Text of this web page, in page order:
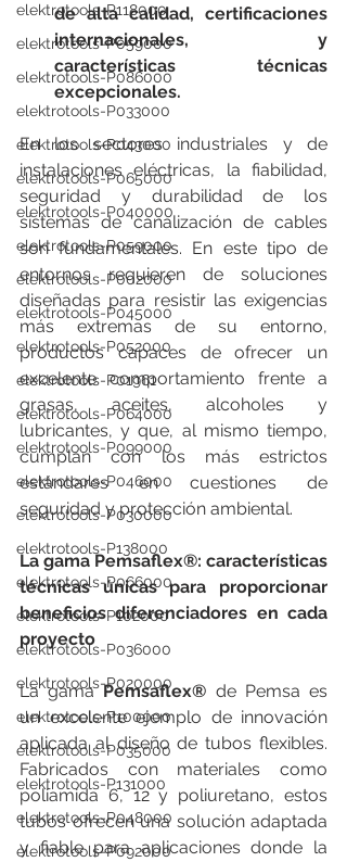
elektrotools-P118000
elektrotools-P059000
elektrotools-P086000
elektrotools-P033000
elektrotools-P043000
elektrotools-P065000
elektrotools-P040000
elektrotools-P059000
elektrotools-P002000
elektrotools-P045000
elektrotools-P052000
elektrotools-P01961
elektrotools-P064000
elektrotools-P099000
elektrotools-P046000
elektrotools-P030000
elektrotools-P138000
elektrotools-P066000
elektrotools-P102000
elektrotools-P036000
elektrotools-P020000
elektrotools-P100000
elektrotools-P035000
elektrotools-P131000
elektrotools-P048000
elektrotools-P092000
de alta calidad, certificaciones
internacionales, y
características técnicas
excepcionales.
En los sectores industriales y de
instalaciones eléctricas, la fiabilidad,
seguridad y durabilidad de los
sistemas de canalización de cables
son fundamentales. En este tipo de
entornos requieren de soluciones
diseñadas para resistir las exigencias
más extremas de su entorno,
productos capaces de ofrecer un
excelente comportamiento frente a
grasas, aceites, alcoholes y
lubricantes, y que, al mismo tiempo,
cumplan con los más estrictos
estándares en cuestiones de
seguridad y protección ambiental.
La gama Pemsaflex®: características
técnicas únicas para proporcionar
beneficios diferenciadores en cada
proyecto
La gama Pemsaflex® de Pemsa es
un excelente ejemplo de innovación
aplicada al diseño de tubos flexibles.
Fabricados con materiales como
poliamida 6, 12 y poliuretano, estos
tubos ofrecen una solución adaptada
y fiable para aplicaciones donde la